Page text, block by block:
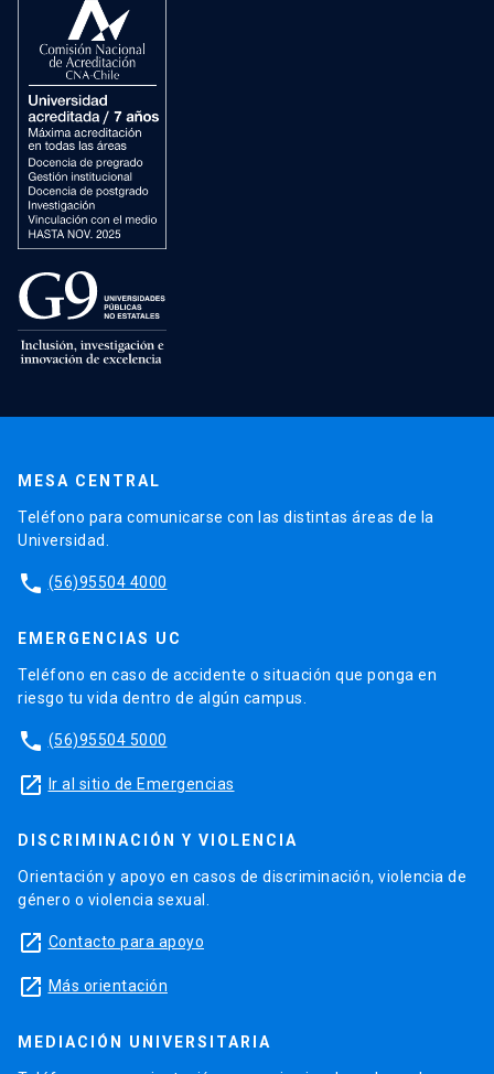
MESA CENTRAL
Teléfono para comunicarse con las distintas áreas de la
Universidad.
phone (56)95504 4000
EMERGENCIAS UC
Teléfono en caso de accidente o situación que ponga en
riesgo tu vida dentro de algún campus.
phone (56)95504 5000
launch Ir al sitio de Emergencias
DISCRIMINACIÓN Y VIOLENCIA
Orientación y apoyo en casos de discriminación, violencia de
género o violencia sexual.
launch Contacto para apoyo
launch Más orientación
MEDIACIÓN UNIVERSITARIA